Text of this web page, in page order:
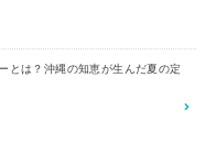
とは？沖縄の知恵が生んだ夏の定